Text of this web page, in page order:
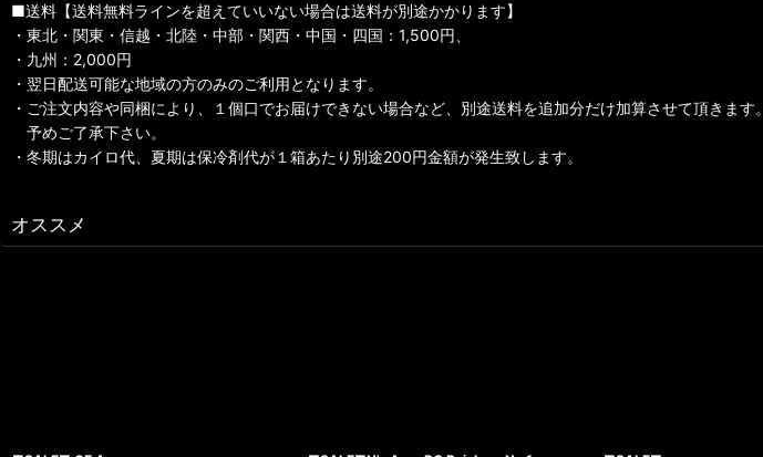
■送料【送料無料ラインを超えていいない場合は送料が別途かかります】
・東北・関東・信越・北陸・中部・関西・中国・四国：1,500円、
・九州：2,000円
・翌日配送可能な地域の方のみのご利用となります。
・ご注文内容や同梱により、１個口でお届けできない場合など、別途送料を追加分だけ加算させて頂きます。
予めご了承下さい。
・冬期はカイロ代、夏期は保冷剤代が１箱あたり別途200円金額が発生致します。
オススメ